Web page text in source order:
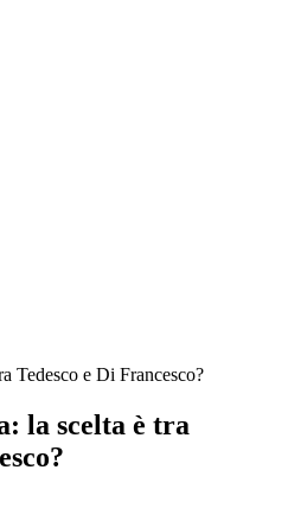
Tedesco e Di Francesco?
la scelta è tra